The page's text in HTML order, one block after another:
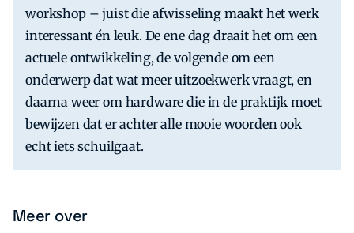
workshop – juist die afwisseling maakt het werk
interessant én leuk. De ene dag draait het om een
actuele ontwikkeling, de volgende om een
onderwerp dat wat meer uitzoekwerk vraagt, en
daarna weer om hardware die in de praktijk moet
bewijzen dat er achter alle mooie woorden ook
echt iets schuilgaat.
Meer over